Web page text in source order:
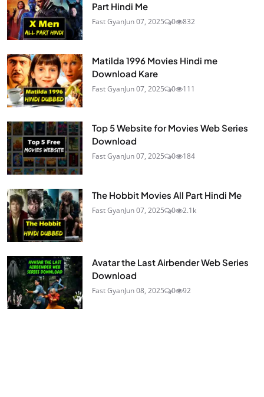
Part Hindi Me
Fast GyanJun 07, 2025 0 832
Matilda 1996 Movies Hindi me
Download Kare
Fast GyanJun 07, 2025 0 111
Top 5 Website for Movies Web Series
Download
Fast GyanJun 07, 2025 0 184
The Hobbit Movies All Part Hindi Me
Fast GyanJun 07, 2025 0 2.1k
Avatar the Last Airbender Web Series
Download
Fast GyanJun 08, 2025 0 92